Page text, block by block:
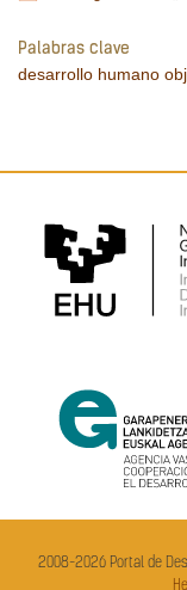
Palabras clave
desarrollo humano
2008-2026 Portal de